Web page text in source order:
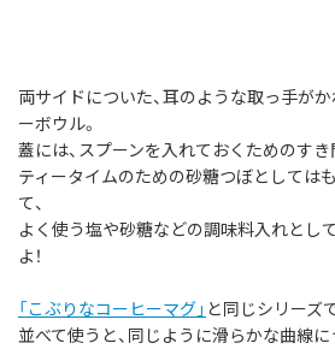
両サイドについた、耳のような取っ手が
ーボウル。
蓋には、スプーンを入れておくためのすき
ティータイムのための砂糖つぼとしては
て、
よく使う塩や砂糖などの調味料入れとし
よ！
「こぶりなコーヒーマグ」 と同じシリーズ
並べて使うと、同じように滑らかな曲線